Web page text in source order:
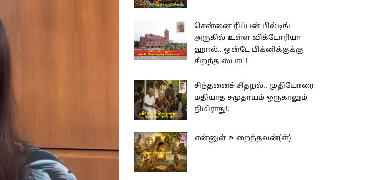
சென்னை ரிப்பன் பில்டிங்
அருகில் உள்ள விக்டோரியா
ஹால்.. ஒன்டே பிக்னிக்குக்கு
சிறந்த ஸ்பாட்!
சிந்தனைச் சிதறல்.. முதியோரை
மதியாத சமுதாயம் ஒருகாலும்
நிமிராது!.
என்னுள் உறைந்தவன்(ள்)